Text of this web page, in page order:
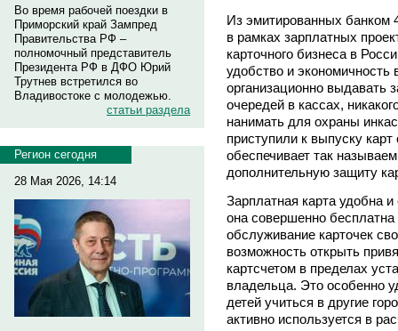
Во время рабочей поездки в
Приморский край Зампред
Правительства РФ –
полномочный представитель
Президента РФ в ДФО Юрий
Трутнев встретился во
Владивостоке с молодежью.
статьи раздела
Регион сегодня
28 Мая 2026, 14:14
Из эмитированных банком
в рамках зарплатных
карточного бизнеса в
удобство и
организационно выдавать
очередей в кассах,
нанимать для охраны
приступили к выпуску
обеспечивает так
дополнительную защиту
Зарплатная карта удобна
она совершенно
обслуживание карточек
возможность открыть
картсчетом в пределах
владельца. Это особенно
детей учиться в другие
активно используется в